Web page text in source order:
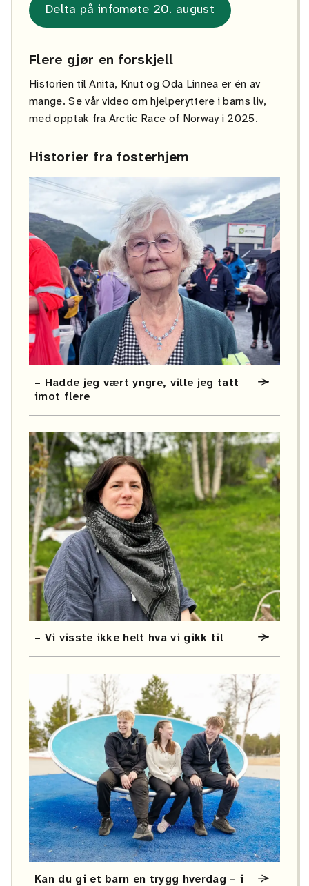
Delta på infomøte 20. august
Flere gjør en forskjell
Historien til Anita, Knut og Oda Linnea er én av
mange. Se vår video om hjelperyttere i barns liv,
med opptak fra Arctic Race of Norway i 2025.
Historier fra fosterhjem
– Hadde jeg vært yngre, ville jeg tatt
imot flere
– Vi visste ikke helt hva vi gikk til
Kan du gi et barn en trygg hverdag – i